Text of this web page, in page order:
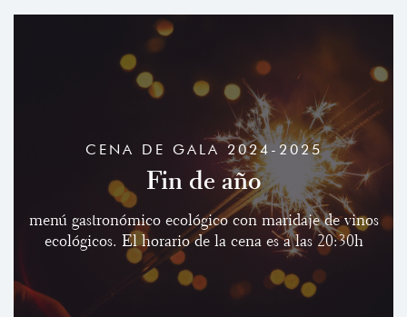
CENA DE GALA 2024-2025
Fin de año
menú gastronómico ecológico con maridaje de vinos
ecológicos. El horario de la cena es a las 20:30h